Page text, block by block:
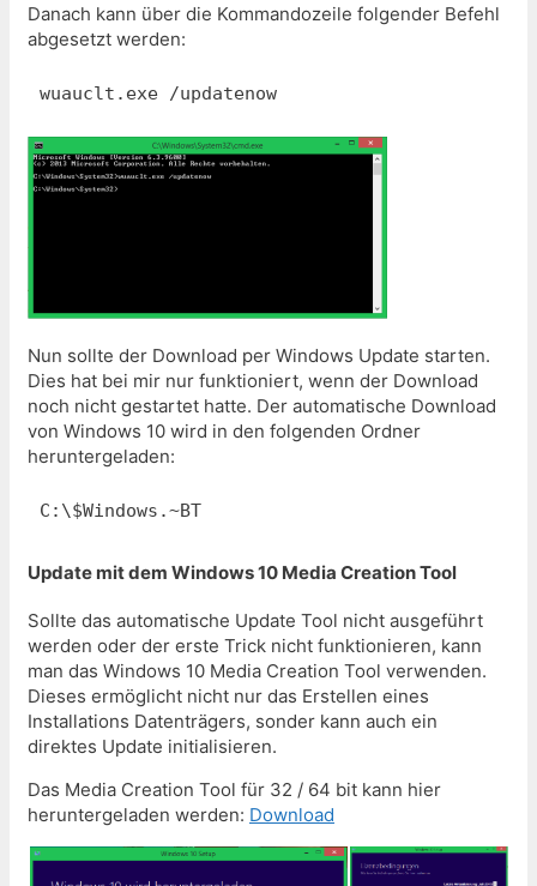
Danach kann über die Kommandozeile folgender Befehl
abgesetzt werden:
wuauclt.exe /updatenow
Nun sollte der Download per Windows Update starten.
Dies hat bei mir nur funktioniert, wenn der Download
noch nicht gestartet hatte. Der automatische Download
von Windows 10 wird in den folgenden Ordner
heruntergeladen:
C:\$Windows.~BT
Update mit dem Windows 10 Media Creation Tool
Sollte das automatische Update Tool nicht ausgeführt
werden oder der erste Trick nicht funktionieren, kann
man das Windows 10 Media Creation Tool verwenden.
Dieses ermöglicht nicht nur das Erstellen eines
Installations Datenträgers, sonder kann auch ein
direktes Update initialisieren.
Das Media Creation Tool für 32 / 64 bit kann hier
heruntergeladen werden: Download